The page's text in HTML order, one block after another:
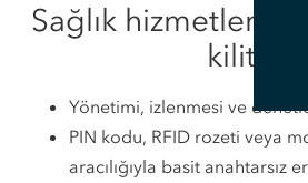
Sağlık hizmetleri
kilitler
Yönetimi, izlenmesi ve
PIN kodu, RFID rozeti veya
aracılığıyla basit anahtarsız